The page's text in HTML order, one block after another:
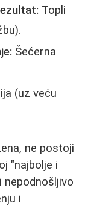
Topli
Šećerna
(uz veću
ne postoji
"najbolje i
nepodnošljivo
i